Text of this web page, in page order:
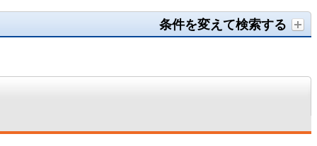
条件を変えて検索する